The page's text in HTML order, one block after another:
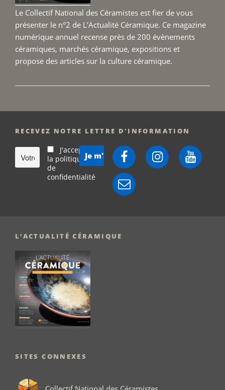
Le Collectif National des Céramistes est fier de vous
présenter le n°2 de L’Actualité Céramique. Ce magazine
numérique annuel recense près de 200 évènements
céramiques, marchés céramique, expositions et
propose des articles sur la culture céramique.
RECEVEZ NOTRE LETTRE D'INFORMATION
J'accepte
la politique
de
confidentialité
FacebookInstagramYouTube
E-
mail
L’ACTUALITÉ CÉRAMIQUE
SITES CONNEXES